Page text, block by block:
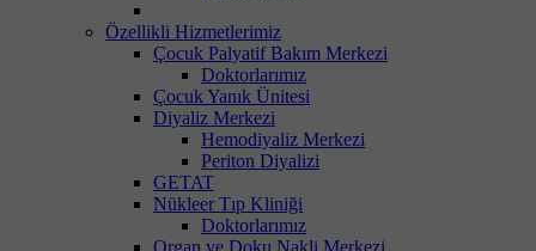
Özellikli Hizmetlerimiz
Çocuk Palyatif Bakım Merkezi
Doktorlarımız
Çocuk Yanık Ünitesi
Diyaliz Merkezi
Hemodiyaliz Merkezi
Periton Diyalizi
GETAT
Nükleer Tıp Kliniği
Doktorlarımız
Organ ve Doku Nakli Merkezi